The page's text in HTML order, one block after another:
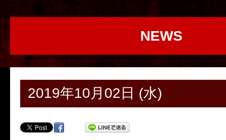
NEWS
2019年10月02日 (水)